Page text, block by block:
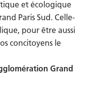
et écologique
Paris Sud. Celle-
pour être aussi
concitoyens le
Grand